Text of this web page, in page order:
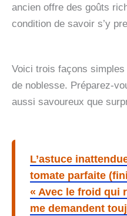
ancien offre des goûts
condition de savoir s’y
Voici trois façons
de noblesse. Préparez-
aussi savoureux que
L’astuce
tomate parfaite
« Avec le froid qui
me demandent